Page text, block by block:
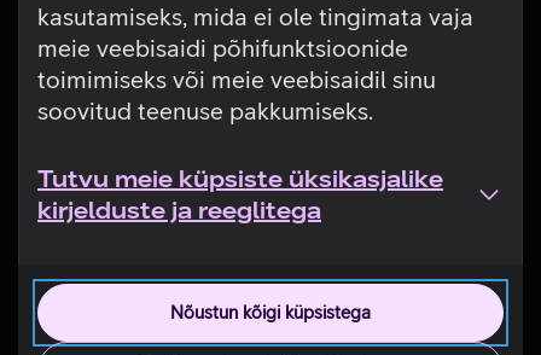
kasutamiseks, mida ei ole tingimata vaja
meie veebisaidi põhifunktsioonide
toimimiseks või meie veebisaidil sinu
soovitud teenuse pakkumiseks.
Tutvu meie küpsiste üksikasjalike
kirjelduste ja reeglitega
Nõustun kõigi küpsistega
Tehniline viga